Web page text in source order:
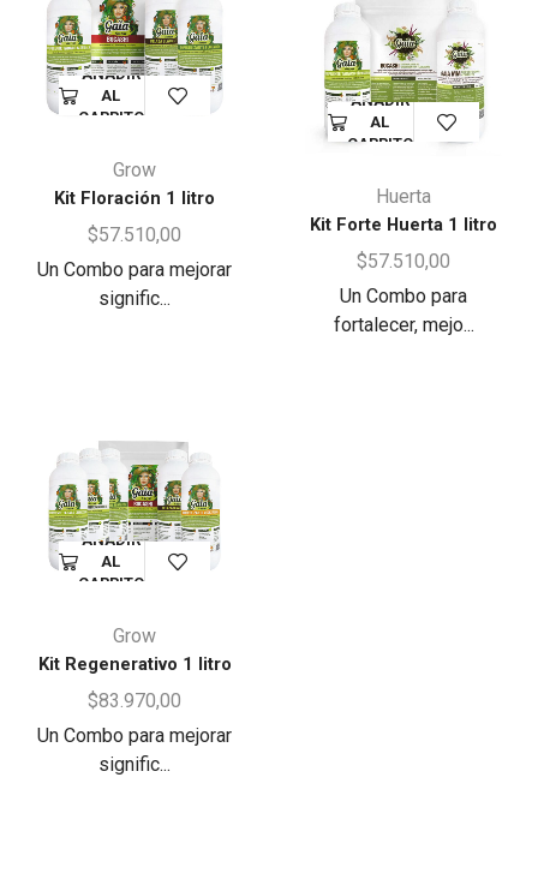
AÑADIR
AL
CARRITO
Grow
Kit Floración 1 litro
$57.510,00
Un Combo para mejorar
signific...
AÑADIR
AL
CARRITO
Huerta
Kit Forte Huerta 1 litro
$57.510,00
Un Combo para
fortalecer, mejo...
AÑADIR
AL
CARRITO
Grow
Kit Regenerativo 1 litro
$83.970,00
Un Combo para mejorar
signific...